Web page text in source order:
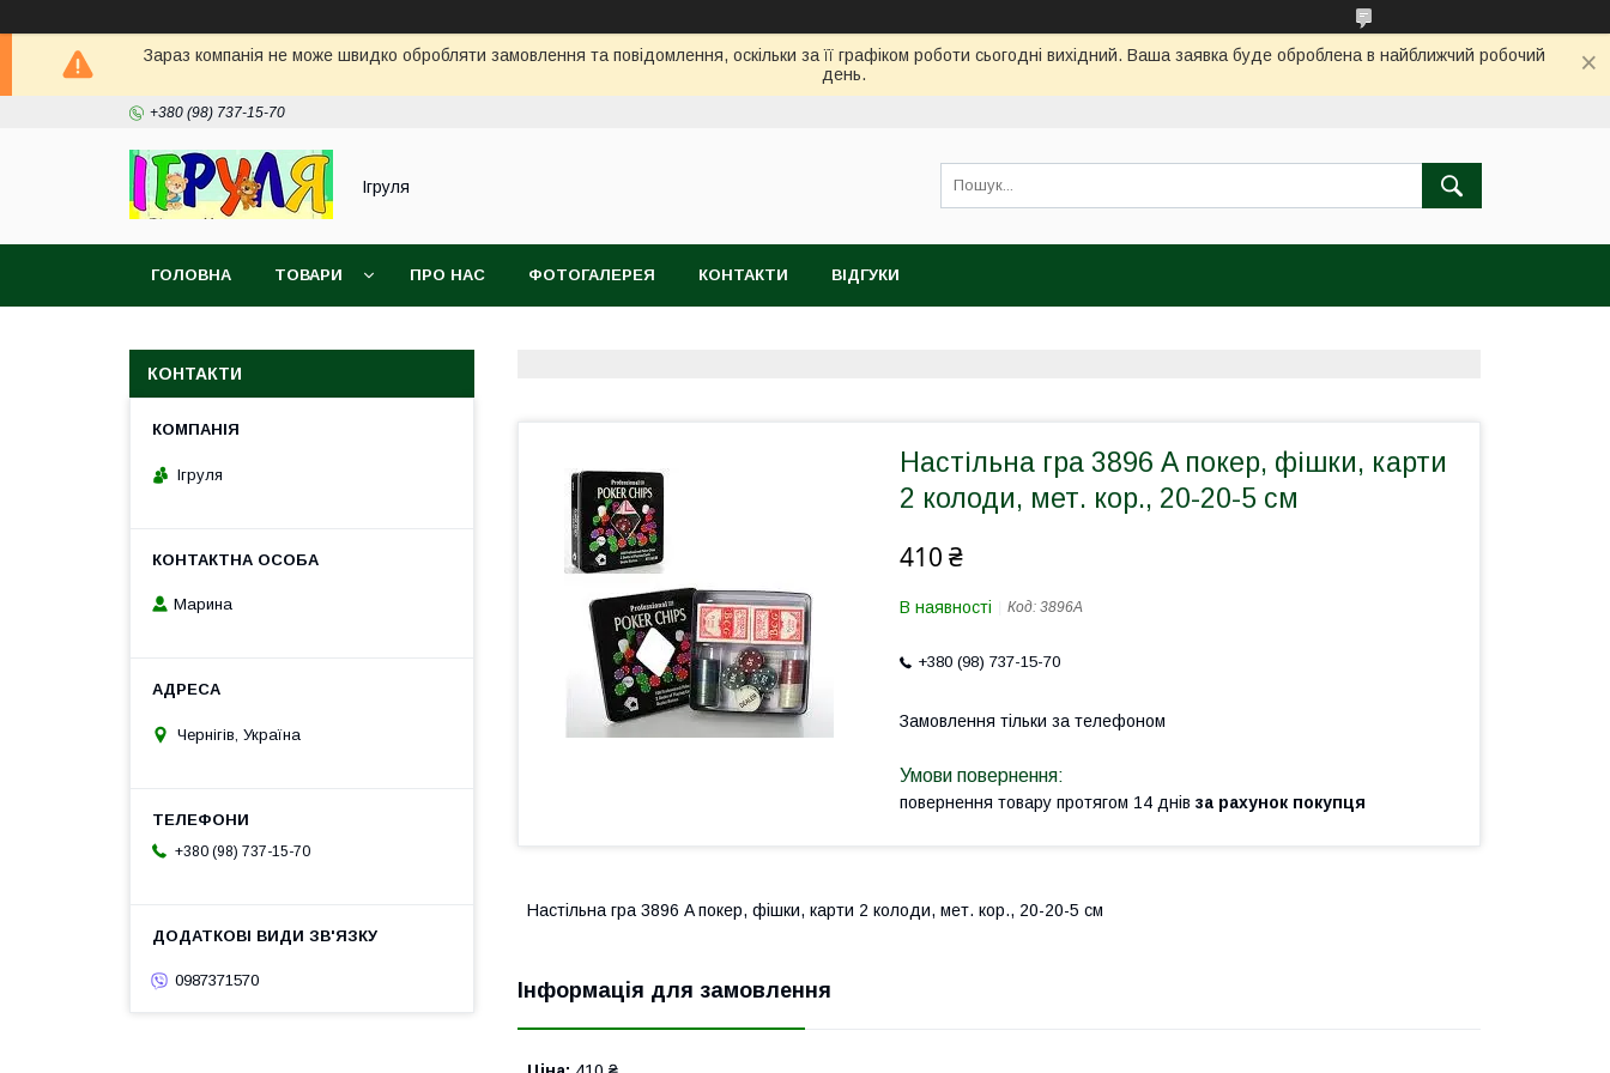
Зараз компанія не може швидко обробляти замовлення та повідомлення, оскільки за її графіком роботи сьогодні вихідний. Ваша заявка буде оброблена в найближчий робочий
день.
+380 (98) 737-15-70
Ігруля
ГОЛОВНА ТОВАРИ ПРО НАС ФОТОГАЛЕРЕЯ КОНТАКТИ ВІДГУКИ
Настільна гра 3896 A покер, фішки, карти
2 колоди, мет. кор., 20-20-5 см
410 ₴
В наявності Код: 3896A
+380 (98) 737-15-70
Замовлення тільки за телефоном
повернення товару протягом 14 днів за рахунок покупця
Настільна гра 3896 A покер, фішки, карти 2 колоди, мет. кор., 20-20-5 см
Інформація для замовлення
КОНТАКТИ
Ігруля
Марина
Чернігів, Україна
+380 (98) 737-15-70
0987371570